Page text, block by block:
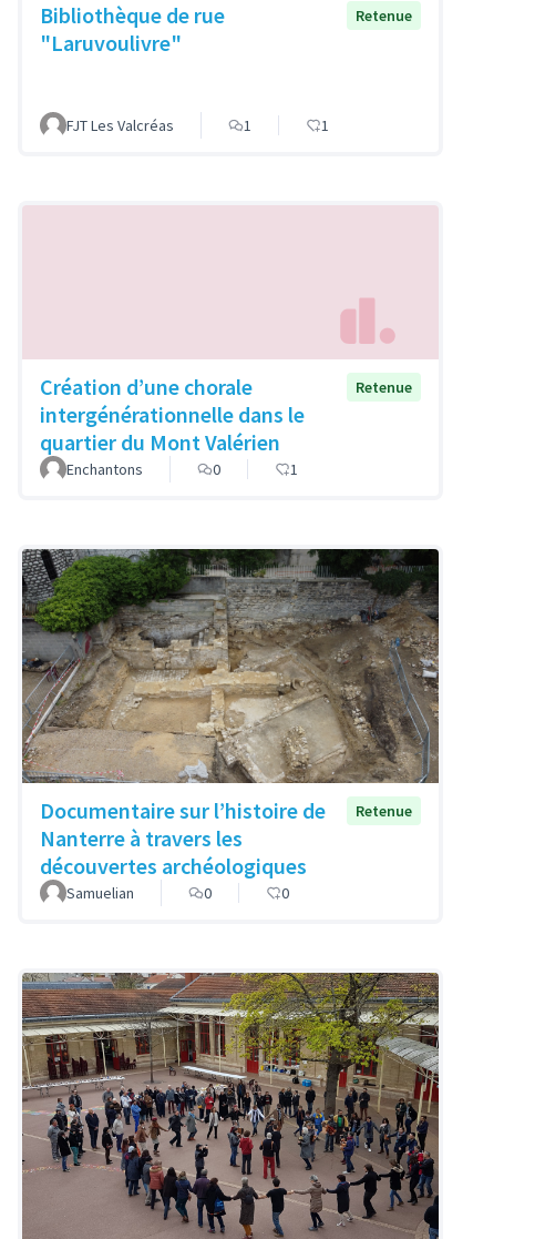
Bibliothèque de rue
"Laruvoulivre"
Retenue
FJT Les Valcréas 1 1
Création d’une chorale
intergénérationnelle dans le
quartier du Mont Valérien
Retenue
Enchantons 0 1
Documentaire sur l’histoire de
Nanterre à travers les
découvertes archéologiques
Retenue
Samuelian 0 0